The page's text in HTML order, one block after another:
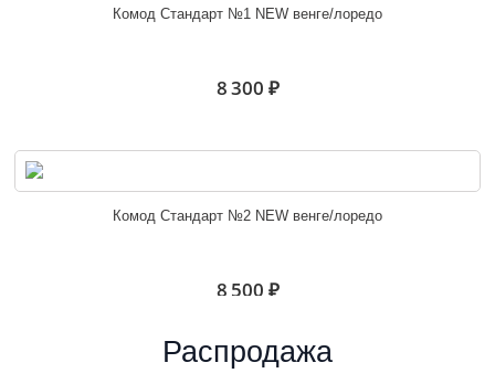
Комод Стандарт №1 NEW венге/лоредо
8 300 ₽
Комод Стандарт №2 NEW венге/лоредо
8 500 ₽
Распродажа